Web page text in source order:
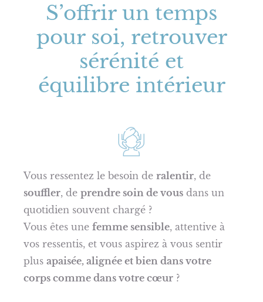
S’offrir un temps
pour soi, retrouver
sérénité et
équilibre intérieur
Vous ressentez le besoin de ralentir, de
souffler, de prendre soin de vous dans un
quotidien souvent chargé ?
Vous êtes une femme sensible, attentive à
vos ressentis, et vous aspirez à vous sentir
plus apaisée, alignée et bien dans votre
corps comme dans votre cœur ?